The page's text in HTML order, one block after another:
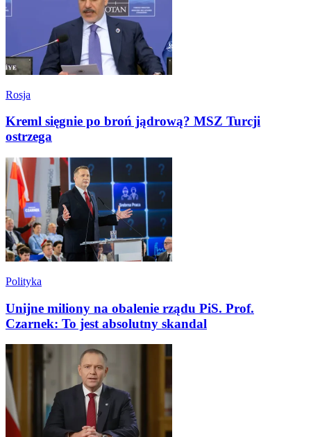
Rosja
Kreml sięgnie po broń jądrową? MSZ Turcji
ostrzega
Polityka
Unijne miliony na obalenie rządu PiS. Prof.
Czarnek: To jest absolutny skandal